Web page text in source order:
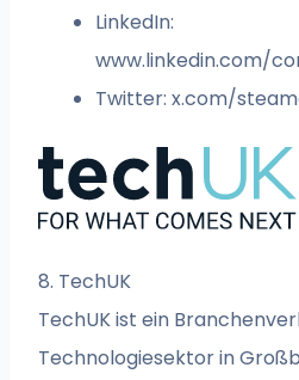
LinkedIn:
www.linkedin.com/
Twitter: x.com/
8. TechUK
TechUK ist ein
Technologiesektor in